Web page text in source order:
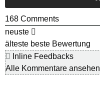
168 Comments
neuste
älteste beste Bewertung
Inline Feedbacks
Alle Kommentare ansehen